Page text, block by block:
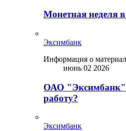
Монетная неделя
Эксимбанк
Информация о
июнь 02 2026
ОАО
работу?
Эксимбанк